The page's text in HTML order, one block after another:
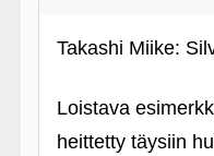
Takashi Miike:
Loistava
heittetty täysiin